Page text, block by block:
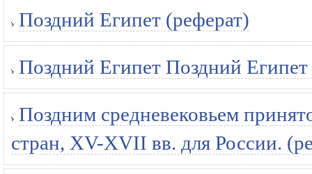
Поздний Египет (реферат)
Поздний Египет Поздний Египет
Поздним средневековьем
стран, ХV-ХVII вв. для России.